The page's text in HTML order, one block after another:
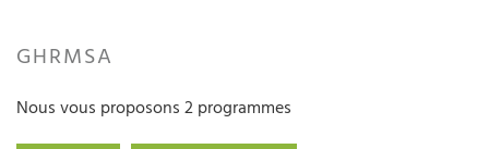
GHRMSA
Nous vous proposons 2 programmes